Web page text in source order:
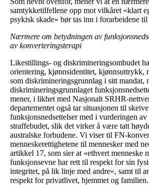
samtykketilfellene opp mot vilkåret «klart
psykisk skade» bør tas inn i forarbeidene
Nærmere om betydningen av
av konverteringsterapi
Likestillings- og diskrimineringsombudet
orientering, kjønnsidentitet, kjønnsuttrykk,
som diskrimineringsgrunnlag i sitt mandat,
diskrimineringsgrunnlaget
mener, i likhet med Nasjonalt SRHR-
departementet også tar situasjonen til
funksjonsnedsettelser med i vurderingen av
straffebudet, slik det virker å være tatt
australske forbudene. Vi viser til FN-
menneskerettighetene til mennesker med
artikkel 17, som sier at «ethvert menneske
funksjonsevne har rett til respekt for sin
integritet, på lik linje med andre», samt til
respekt for privatlivet, hjemmet og familien.